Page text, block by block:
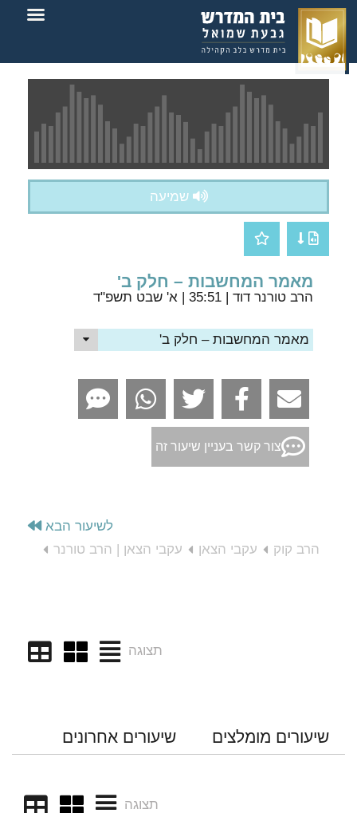
שמיעה
מאמר המחשבות – חלק ב'
הרב טורנר דוד | 35:51 | א' שבט תשפ"ד
מאמר המחשבות – חלק ב'
צור קשר בעניין שיעור זה
לשיעור הבא
הרב קוק
עקבי הצאן עקבי הצאן | הרב טורנר
תצוגה
שיעורים מומלצים שיעורים אחרונים
תצוגה